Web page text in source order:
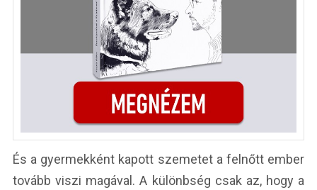
És a gyermekként kapott szemetet a felnőtt ember
tovább viszi magával. A különbség csak az, hogy a